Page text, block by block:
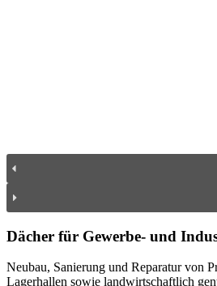
Dächer für Gewerbe- und
Neubau, Sanierung und Reparatur von
Lagerhallen sowie landwirtschaftlich